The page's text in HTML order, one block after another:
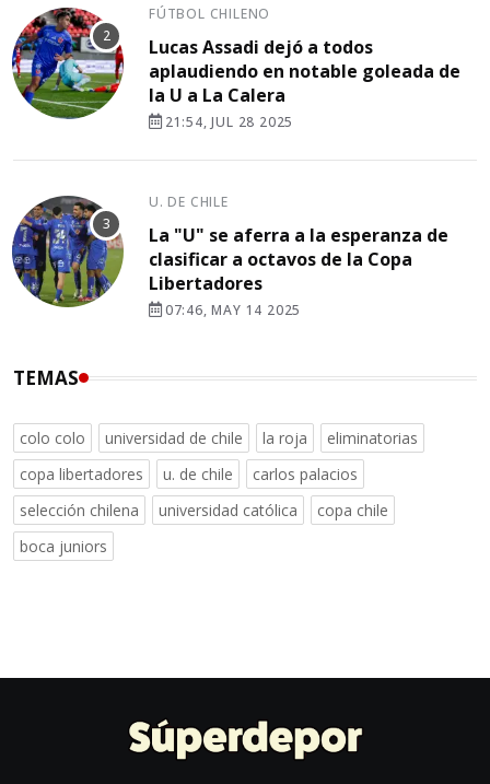
FÚTBOL CHILENO
Lucas Assadi dejó a todos
aplaudiendo en notable goleada de
la U a La Calera
21:54, JUL 28 2025
U. DE CHILE
La "U" se aferra a la esperanza de
clasificar a octavos de la Copa
Libertadores
07:46, MAY 14 2025
TEMAS
colo colo universidad de chile la roja
eliminatorias
copa libertadores
u. de chile
carlos palacios
selección chilena
universidad católica
copa chile
boca juniors